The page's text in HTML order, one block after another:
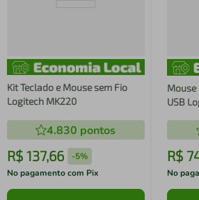
Kit Teclado e Mouse sem Fio
Logitech MK220
4.830 pontos
R$ 137,66 -5%
No pagamento com Pix
Mouse
USB
R$
No